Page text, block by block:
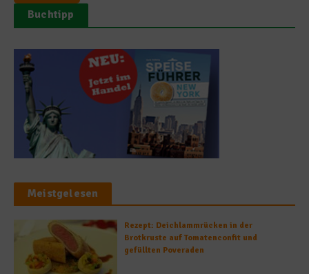
Buchtipp
Meistgelesen
Rezept: Deichlammrücken in der
Brotkruste auf Tomatenconfit und
gefüllten Poveraden